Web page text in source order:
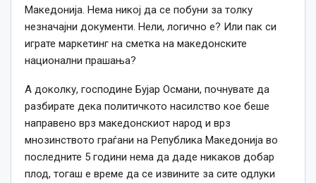
Македонија. Нема никој да се побуни за толку
незначајни документи. Нели, логично е? Или пак си
играте маркетинг на сметка на македонските
национални прашања?
А доколку, господине Бујар Османи, почнувате да
разбирате дека политичкото насилство кое беше
направено врз македонскиот народ и врз
мнозинството граѓани на Република Македонија во
последните 5 години нема да даде никаков добар
плод, тогаш е време да се извините за сите одлуки